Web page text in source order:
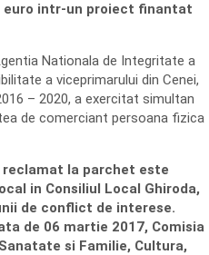
euro intr-un proiect finantat
Nationala de Integritate a
a viceprimarului din Cenei,
– 2020, a exercitat simultan
de comerciant persoana fizica
reclamat la parchet este
in Consiliul Local Ghiroda,
de conflict de interese.
de 06 martie 2017, Comisia
si Familie, Cultura,